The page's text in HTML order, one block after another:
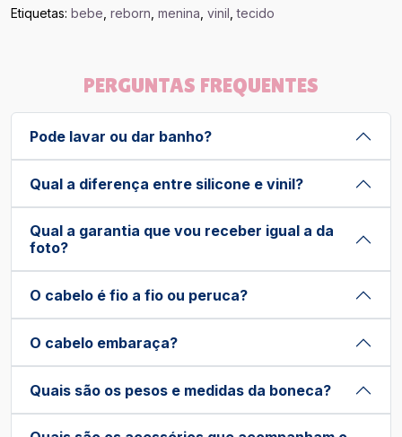
Etiquetas: bebe reborn menina vinil ,tecido
PERGUNTAS FREQUENTES
Pode lavar ou dar banho?
Qual a diferença entre silicone e vinil?
Qual a garantia que vou receber igual a da
foto?
O cabelo é fio a fio ou peruca?
O cabelo embaraça?
Quais são os pesos e medidas da boneca?